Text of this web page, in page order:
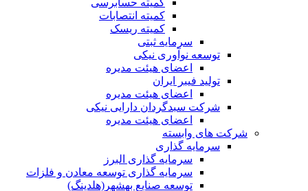
کمیته انتصابات
کمیته ریسک
سرمایه ثبتی
توسعه نوآوری نیکی
اعضای هیئت مدیره
تولید فیبر ایران
اعضای هیئت مدیره
شرکت سبدگردان دارایی نیکی
اعضای هیئت مدیره
شرکت های وابسته
سرمایه گذاری
سرمایه گذاری البرز
سرمایه گذاری توسعه معادن و فلزات
توسعه‌ صنایع‌ بهشهر(هلدینگ)